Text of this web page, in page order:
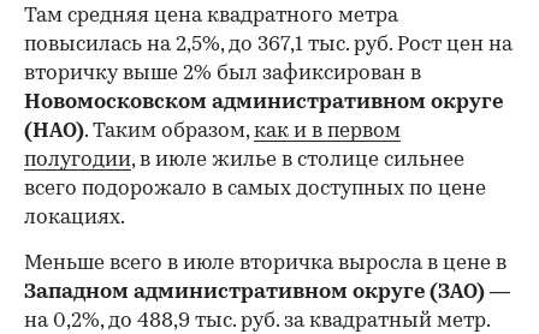
Там средняя цена квадратного метра
повысилась на 2,5%, до 367,1 тыс. руб. Рост цен на
вторичку выше 2% был зафиксирован в
Новомосковском административном округе
(НАО). Таким образом,как и в первом
полугодии, в июле жилье в столице сильнее
всего подорожало в самых доступных по цене
локациях.
Меньше всего в июле вторичка выросла в цене в
Западном административном округе (ЗАО) —
на 0,2%, до 488,9 тыс. руб. за квадратный метр.